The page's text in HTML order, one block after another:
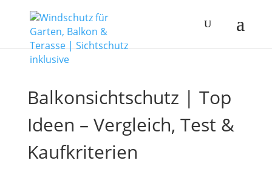
Balkonsichtschutz | Top
Ideen – Vergleich, Test &
Kaufkriterien